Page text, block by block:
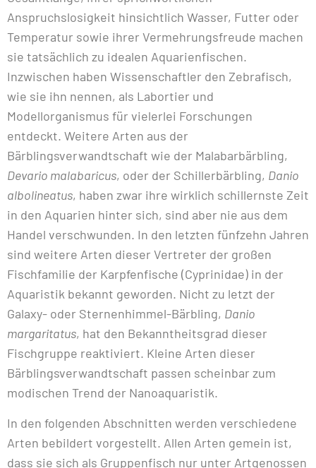
Anspruchslosigkeit hinsichtlich Wasser, Futter oder
Temperatur sowie ihrer Vermehrungsfreude machen
sie tatsächlich zu idealen Aquarienfischen.
Inzwischen haben Wissenschaftler den Zebrafisch,
wie sie ihn nennen, als Labortier und
Modellorganismus für vielerlei Forschungen
entdeckt. Weitere Arten aus der
Bärblingsverwandtschaft wie der Malabarbärbling,
Devario malabaricus, oder der Schillerbärbling, Danio
albolineatus, haben zwar ihre wirklich schillernste Zeit
in den Aquarien hinter sich, sind aber nie aus dem
Handel verschwunden. In den letzten fünfzehn Jahren
sind weitere Arten dieser Vertreter der großen
Fischfamilie der Karpfenfische (Cyprinidae) in der
Aquaristik bekannt geworden. Nicht zu letzt der
Galaxy- oder Sternenhimmel-Bärbling, Danio
margaritatus, hat den Bekanntheitsgrad dieser
Fischgruppe reaktiviert. Kleine Arten dieser
Bärblingsverwandtschaft passen scheinbar zum
modischen Trend der Nanoaquaristik.
In den folgenden Abschnitten werden verschiedene
Arten bebildert vorgestellt. Allen Arten gemein ist,
dass sie sich als Gruppenfisch nur unter Artgenossen